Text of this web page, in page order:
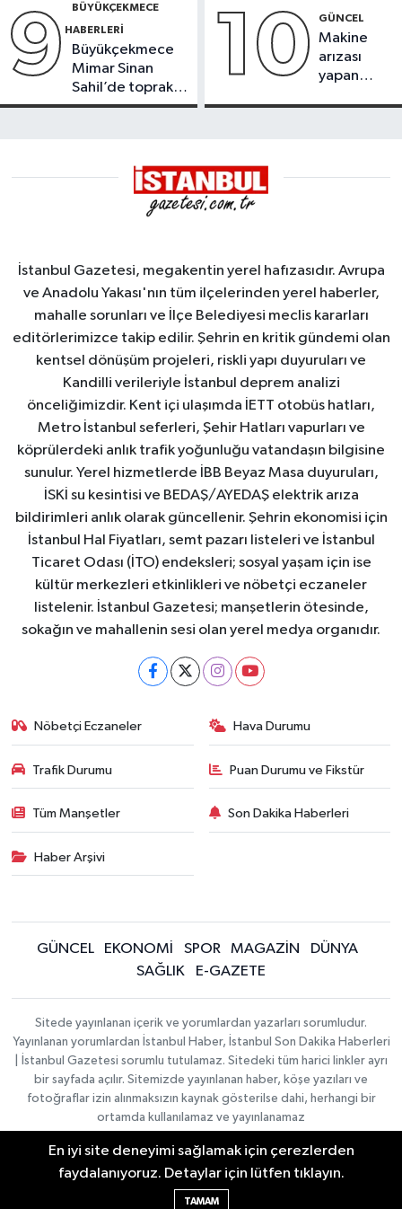
9 BÜYÜKÇEKMECE
HABERLERI
Büyükçekmece
Mimar Sinan
Sahil’de toprak
kayması
10 GÜNCEL
Makine
arızası
yapan
İstanbul Gazetesi, megakentin yerel hafızasıdır. Avrupa
ve Anadolu Yakası'nın tüm ilçelerinden yerel haberler,
mahalle sorunları ve İlçe Belediyesi meclis kararları
editörlerimizce takip edilir. Şehrin en kritik gündemi olan
kentsel dönüşüm projeleri, riskli yapı duyuruları ve
Kandilli verileriyle İstanbul deprem analizi
önceliğimizdir. Kent içi ulaşımda İETT otobüs hatları,
Metro İstanbul seferleri, Şehir Hatları vapurları ve
köprülerdeki anlık trafik yoğunluğu vatandaşın bilgisine
sunulur. Yerel hizmetlerde İBB Beyaz Masa duyuruları,
İSKİ su kesintisi ve BEDAŞ/AYEDAŞ elektrik arıza
bildirimleri anlık olarak güncellenir. Şehrin ekonomisi için
İstanbul Hal Fiyatları, semt pazarı listeleri ve İstanbul
Ticaret Odası (İTO) endeksleri; sosyal yaşam için ise
kültür merkezleri etkinlikleri ve nöbetçi eczaneler
listelenir. İstanbul Gazetesi; manşetlerin ötesinde,
sokağın ve mahallenin sesi olan yerel medya organıdır.
Nöbetçi Eczaneler Hava Durumu
Trafik Durumu Puan Durumu ve Fikstür
Tüm Manşetler Son Dakika Haberleri
Haber Arşivi
GÜNCEL EKONOMİ SPOR MAGAZİN
DÜNYA
SAĞLIK
E-GAZETE
Sitede yayınlanan içerik ve yorumlardan yazarları sorumludur.
Yayınlanan yorumlardan İstanbul Haber, İstanbul Son Dakika Haberleri
| İstanbul Gazetesi sorumlu tutulamaz. Sitedeki tüm harici linkler ayrı
bir sayfada açılır. Sitemizde yayınlanan haber, köşe yazıları ve
fotoğraflar izin alınmaksızın kaynak gösterilse dahi, herhangi bir
ortamda kullanılamaz ve yayınlanamaz
İletişim
Künye
KURUMSAL
Haber Yazılımı:TE Bilişim |
Copyright © 2026
En iyi site deneyimi sağlamak için çerezlerden
faydalanıyoruz. Detaylar için lütfen tıklayın.
TAMAM